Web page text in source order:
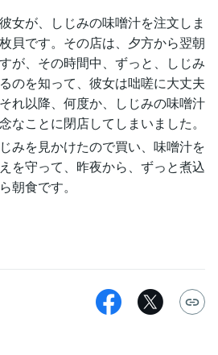
女が、しじみの味噌汁を注文しま
貝です。その店は、夕方から翌朝
が、その時間中、ずっと、しじみ
のを知って、彼女は咄嗟に大丈夫
れ以降、何度か、しじみの味噌汁
なことに閉店してしまいました。
みを見かけたので買い、味噌汁を
を守って、昨夜から、ずっと煮込
朝食です。